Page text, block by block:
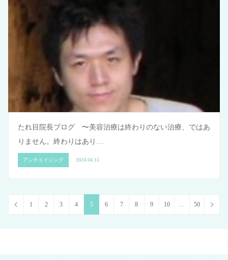
たれ目院長ブログ 〜美容治療は終わりのない治療、ではあ
りません。終わりはあり…
アンチエイジング 2024.04.15
1 2 3 4 5 6 7 8 9 10 … 50